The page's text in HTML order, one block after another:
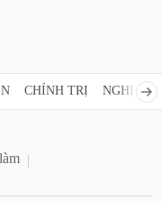
CHÍNH TRỊ NGHỊ